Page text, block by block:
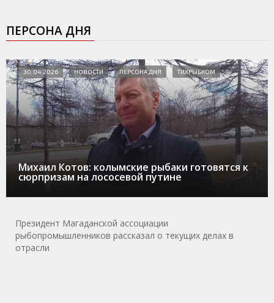
ПЕРСОНА ДНЯ
Михаил Котов: колымские рыбаки готовятся к
сюрпризам на лососевой путине
30.04.2026 НОВОСТИ ПЕРСОНА ДНЯ ТИХРЫБКОМ
Президент Магаданской ассоциации
рыбопромышленников рассказал о текущих делах в
отрасли